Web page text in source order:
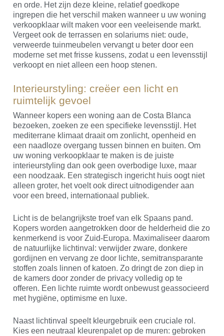
en orde. Het zijn deze kleine, relatief goedkope
ingrepen die het verschil maken wanneer u uw woning
verkoopklaar wilt maken voor een veeleisende markt.
Vergeet ook de terrassen en solariums niet: oude,
verweerde tuinmeubelen vervangt u beter door een
moderne set met frisse kussens, zodat u een levensstijl
verkoopt en niet alleen een hoop stenen.
Interieurstyling: creëer een licht en
ruimtelijk gevoel
Wanneer kopers een woning aan de Costa Blanca
bezoeken, zoeken ze een specifieke levensstijl. Het
mediterrane klimaat draait om zonlicht, openheid en
een naadloze overgang tussen binnen en buiten. Om
uw woning verkoopklaar te maken is de juiste
interieurstyling dan ook geen overbodige luxe, maar
een noodzaak. Een strategisch ingericht huis oogt niet
alleen groter, het voelt ook direct uitnodigender aan
voor een breed, internationaal publiek.
Licht is de belangrijkste troef van elk Spaans pand.
Kopers worden aangetrokken door de helderheid die zo
kenmerkend is voor Zuid-Europa. Maximaliseer daarom
de natuurlijke lichtinval: verwijder zware, donkere
gordijnen en vervang ze door lichte, semitransparante
stoffen zoals linnen of katoen. Zo dringt de zon diep in
de kamers door zonder de privacy volledig op te
offeren. Een lichte ruimte wordt onbewust geassocieerd
met hygiëne, optimisme en luxe.
Naast lichtinval speelt kleurgebruik een cruciale rol.
Kies een neutraal kleurenpalet op de muren: gebroken